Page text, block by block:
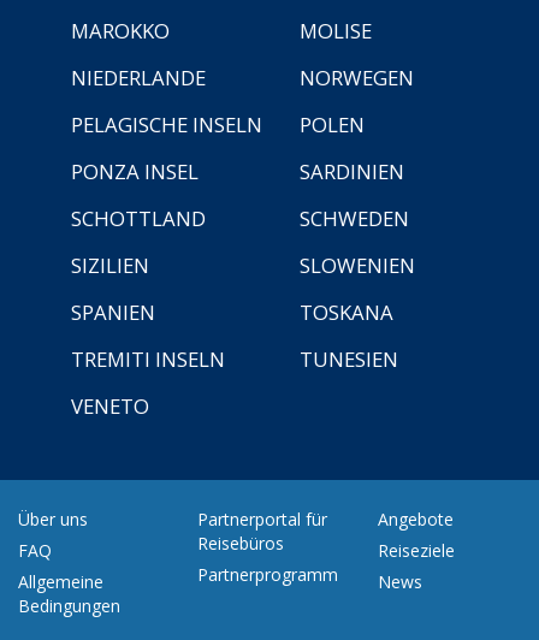
MAROKKO
MOLISE
NIEDERLANDE
NORWEGEN
PELAGISCHE INSELN
POLEN
PONZA INSEL
SARDINIEN
SCHOTTLAND
SCHWEDEN
SIZILIEN
SLOWENIEN
SPANIEN
TOSKANA
TREMITI INSELN
TUNESIEN
VENETO
Über uns
FAQ
Allgemeine
Bedingungen
Partnerportal für
Reisebüros
Partnerprogramm
Angebote
Reiseziele
News